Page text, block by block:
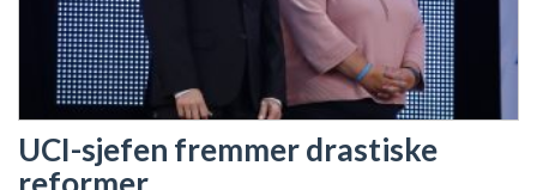
UCI-sjefen fremmer drastiske